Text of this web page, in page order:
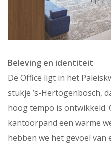
Beleving en identiteit
De Office ligt in het
stukje ’s-Hertogenbosch,
hoog tempo is ontwikkeld.
kantoorpand een warme
hebben we het gevoel van